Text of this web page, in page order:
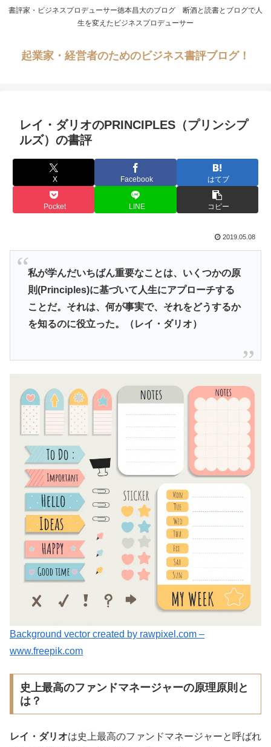
書評家・ビジネスプロデューサー徳本昌大のブログ 断酒と読書とブログで人
生を変えたビジネスプロデューサー
起業家・経営者のためのビジネス書評ブログ！
レイ・ダリオのPRINCIPLES（プリンシプ
ルズ）の書評
X Facebook はてブ
Pocket LINE コピー
2019.05.08
私が学んだいちばん重要なことは、いくつかの原
則(Principles)に基づいて人生にアプローチする
ことだ。それは、何が事実で、それをどうするか
を知るのに役立った。（レイ・ダリオ）
Background vector created by rawpixel.com –
www.freepik.com
史上最高のファンドマネージャーの原理原則と
は？
レイ・ダリオは史上最高のファンドマネージャーと呼ばれ